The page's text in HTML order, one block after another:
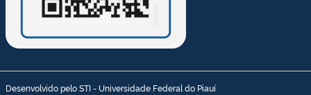
Desenvolvido pelo STI - Universidade Federal do Piauí